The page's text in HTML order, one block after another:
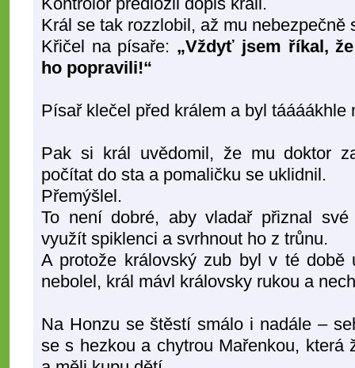
Král se tak rozzlobil, až mu nebezpečně
Křičel na písaře: „Vždyť jsem říkal,
ho popravili!“
Písař klečel před králem a byl táááákhle
Pak si král uvědomil, že mu doktor
počítat do sta a pomaličku se uklidnil.
Přemýšlel.
To není dobré, aby vladař přiznal
využít spiklenci a svrhnout ho z trůnu.
A protože královský zub byl v té době
nebolel, král mávl královsky rukou a
Na Honzu se štěstí smálo i nadále –
se s hezkou a chytrou Mařenkou, která